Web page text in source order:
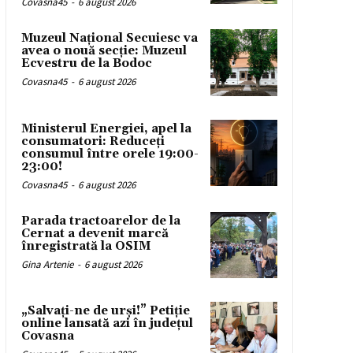
Muzeul Național Secuiesc va
avea o nouă secție: Muzeul
Ecvestru de la Bodoc
Covasna45 - 6 august 2026
Ministerul Energiei, apel la
consumatori: Reduceți
consumul între orele 19:00-
23:00!
Covasna45 - 6 august 2026
Parada tractoarelor de la
Cernat a devenit marcă
înregistrată la OSIM
Gina Artenie - 6 august 2026
„Salvați-ne de urși!” Petiție
online lansată azi în județul
Covasna